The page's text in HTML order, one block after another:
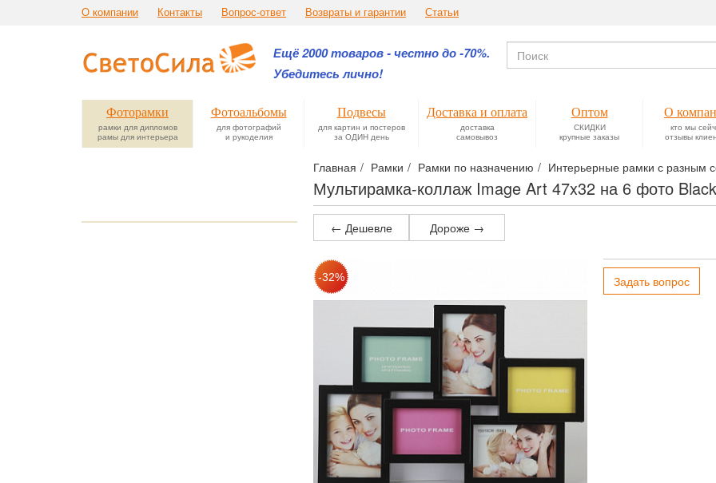
О компании Контакты Вопрос-ответ Возвраты и гарантии Статьи
Ещё 2000 товаров - честно до -70%.
Убедитесь лично!
Фоторамки
рамки для дипломов
рамы для интерьера
Фотоальбомы
для фотографий
и рукоделия
Подвесы
для картин и постеров
за ОДИН день
Доставка и оплата
доставка
самовывоз
Оптом
СКИДКИ
крупные заказы
О
кто мы
отзывы
Главная Рамки Рамки по назначению Интерьерные рамки с разным
Мультирамка-коллаж Image Art 47x32 на 6 фото
← Дешевле Дороже →
Задать вопрос